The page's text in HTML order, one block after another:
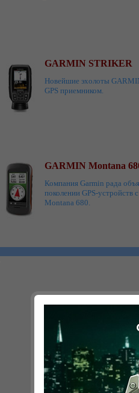
GARMIN STRIKER
Новейшие эхолоты
GPS приемником.
GARMIN Montana
Компания Garmin рада
поколении GPS-устройств
Montana 680.